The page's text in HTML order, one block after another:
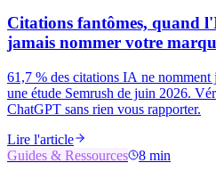
Citations fantômes, quand
jamais nommer votre
61,7 % des citations IA ne nomment
une étude Semrush de juin 2026.
ChatGPT sans rien vous rapporter.
Lire l'article
Guides & Ressources
8 min